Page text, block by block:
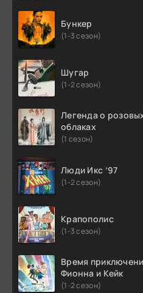
Бункер
(1-3 сезон)
Шугар
(1-2 сезон)
Легенда о
облаках
(1 сезон)
Люди Икс ’97
(1-2 сезон)
Крапополис
(1-3 сезон)
Время
Фионна и Кейк
(1-2 сезон)